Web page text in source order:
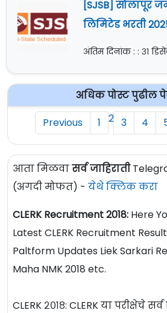
[SJSB] सोलापूर
लिमिटेड भरती
अंतिम दिनांक : : ३१
अधिक पोस्ट पुढील
Previous
1 2 3 4
आता मिळवासर्व जाहिराती
(अगदी मोफत) - येथे क्लिक करा
CLERK Recruitment 2018: Here
Latest CLERK Recruitment
Paltform Updates Liek Sarkari
Maha NMK 2018 etc.
CLERK २०१८: CLERK या परीक्षेचे